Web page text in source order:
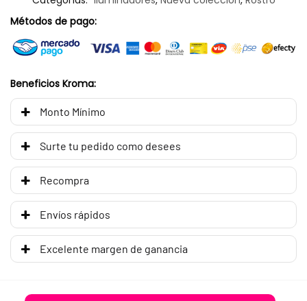
Métodos de pago:
Beneficios Kroma:
Monto Mínimo
Surte tu pedido como desees
Recompra
Envíos rápidos
Excelente margen de ganancia